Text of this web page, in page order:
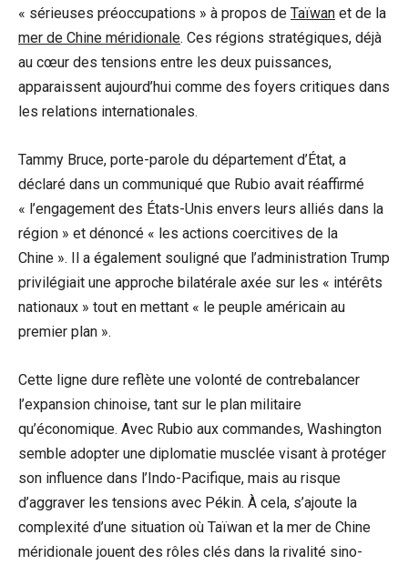
« sérieuses préoccupations » à propos de Taïwan et de la
mer de Chine méridionale. Ces régions stratégiques, déjà
au cœur des tensions entre les deux puissances,
apparaissent aujourd’hui comme des foyers critiques dans
les relations internationales.
Tammy Bruce, porte-parole du département d’État, a
déclaré dans un communiqué que Rubio avait réaffirmé
« l’engagement des États-Unis envers leurs alliés dans la
région » et dénoncé « les actions coercitives de la
Chine ». Il a également souligné que l’administration Trump
privilégiait une approche bilatérale axée sur les « intérêts
nationaux » tout en mettant « le peuple américain au
premier plan ».
Cette ligne dure reflète une volonté de contrebalancer
l’expansion chinoise, tant sur le plan militaire
qu’économique. Avec Rubio aux commandes, Washington
semble adopter une diplomatie musclée visant à protéger
son influence dans l’Indo-Pacifique, mais au risque
d’aggraver les tensions avec Pékin. À cela, s’ajoute la
complexité d’une situation où Taïwan et la mer de Chine
méridionale jouent des rôles clés dans la rivalité sino-